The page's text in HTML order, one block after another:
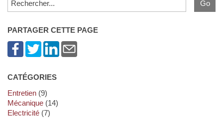
PARTAGER CETTE PAGE
CATÉGORIES
Entretien(9)
Mécanique(14)
Electricité(7)